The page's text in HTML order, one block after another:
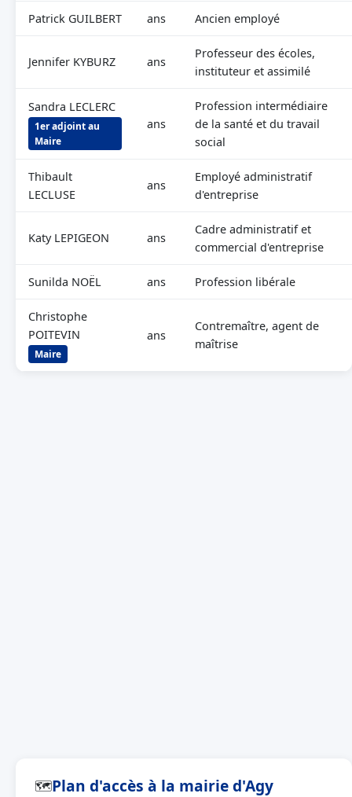
Patrick GUILBERT ans Ancien employé
Jennifer KYBURZ ans
Professeur des écoles,
instituteur et assimilé
Sandra LECLERC
1er adjoint au
Maire
ans
Profession intermédiaire
de la santé et du travail
social
Thibault
LECLUSE
ans
Employé administratif
d'entreprise
Katy LEPIGEON ans
Cadre administratif et
commercial d'entreprise
Sunilda NOËL ans Profession libérale
Christophe
POITEVIN
Maire
ans
Contremaître, agent de
maîtrise
🗺Plan d'accès à la mairie d'Agy